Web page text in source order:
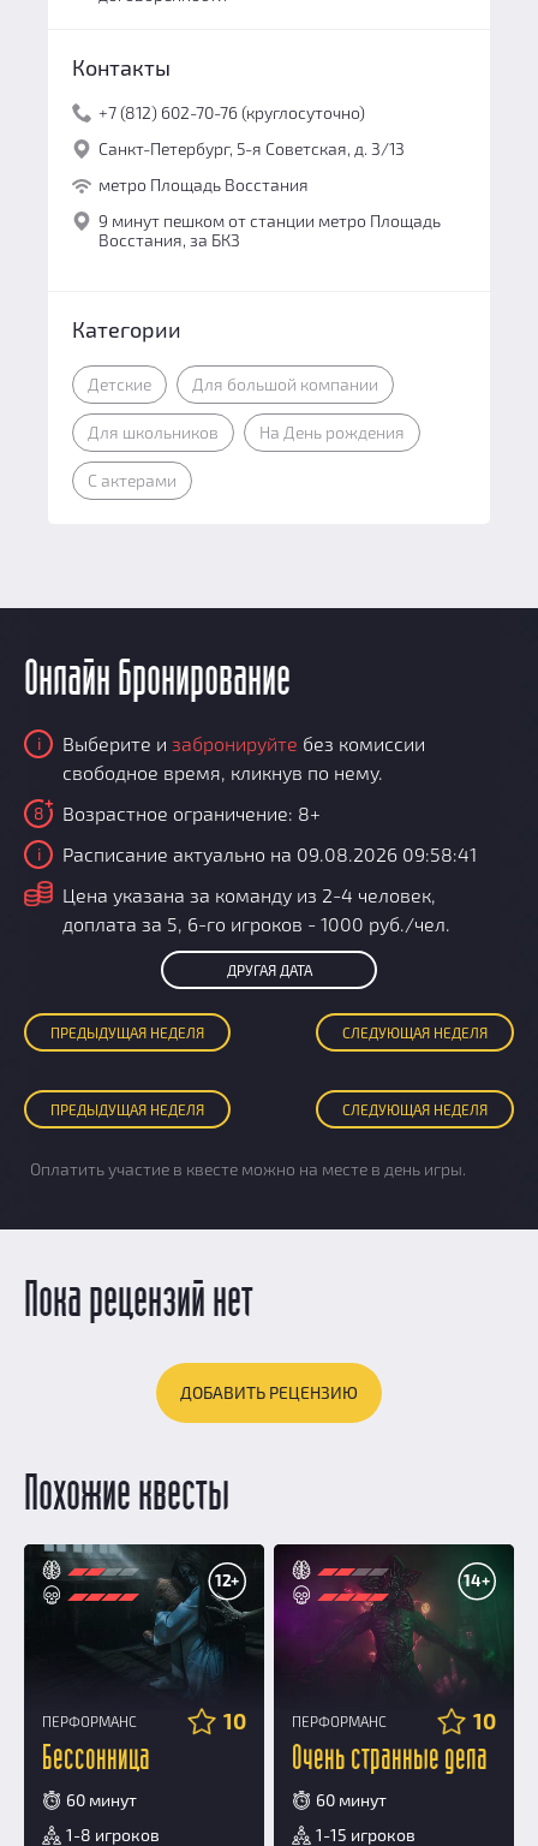
Контакты
+7 (812) 602-70-76 (круглосуточно)
Санкт-Петербург, 5-я Советская, д. 3/13
метро Площадь Восстания
9 минут пешком от станции метро Площадь
Восстания, за БКЗ
Категории
Детские Для большой компании
Для школьников На День рождения
С актерами
Онлайн бронирование
i Выберите и забронируйте без комиссии
свободное время, кликнув по нему.
8 Возрастное ограничение: 8+
i Расписание актуально на 09.08.2026 09:58:41
i
Цена указана за команду из 2-4 человек,
доплата за 5, 6-го игроков - 1000 руб./чел.
ДРУГАЯ ДАТА
ПРЕДЫДУЩАЯ НЕДЕЛЯ СЛЕДУЮЩАЯ НЕДЕЛЯ
ПРЕДЫДУЩАЯ НЕДЕЛЯ СЛЕДУЮЩАЯ НЕДЕЛЯ
Оплатить участие в квесте можно на месте в день игры.
Пока рецензий нет
ДОБАВИТЬ РЕЦЕНЗИЮ
Похожие квесты
12+
ПЕРФОРМАНС 10
Бессонница
60 минут
1-8 игроков
14+
ПЕРФОРМАНС 10
Очень странные дела
60 минут
1-15 игроков